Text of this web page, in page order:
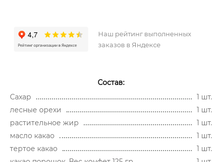
Наш рейтинг выполненных
заказов в Яндексе
Состав:
Сахар
1 шт.
лесные орехи
1 шт.
растительное жир
1 шт.
масло какао
1 шт.
тертое какао
1 шт.